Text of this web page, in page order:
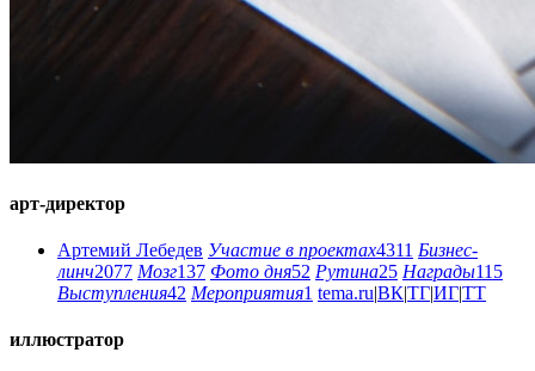
арт-директор
Артемий Лебедев Участие в проектах4311 Бизнес-
линч2077 Мозг137 Фото дня52 Рутина25 Награды115
Выступления42 Мероприятия1 tema.ru|ВК|ТГ|ИГ|ТТ
иллюстратор